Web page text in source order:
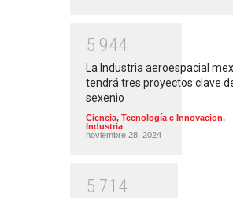
5 944
La Industria aeroespacial
tendrá tres proyectos clave
sexenio
Ciencia, Tecnología e Innovacion,
Industria
noviembre 28, 2024
5 71 4